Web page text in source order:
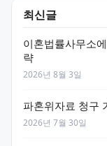
최신글
이혼법률사무소
략
2026년 8월 3일
파혼위자료 청구
2026년 7월 30일